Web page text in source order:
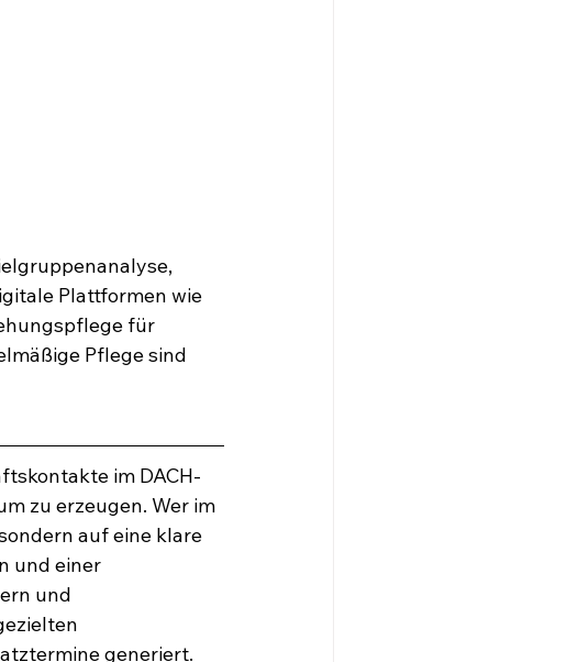
Plattformen wie
für
Pflege sind
im DACH-
zu erzeugen. Wer im
auf eine klare
und einer
und
generiert.